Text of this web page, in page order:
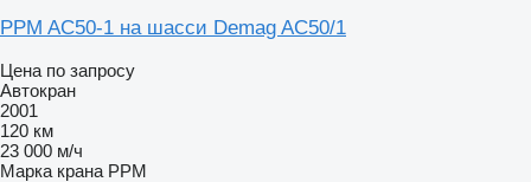
PPM AC50-1 на шасси Demag AC50/1
Цена по запросу
Автокран
2001
120 км
23 000 м/ч
Марка крана PPM